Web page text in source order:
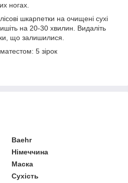
ногах.
шкарпетки на очищені сухі
на 20-30 хвилин. Видаліть
що залишилися.
5 зірок
Baehr
Німеччина
Маска
Сухість